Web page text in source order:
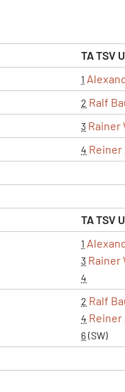
TA TSV
1
2 Ralf
3 Rainer
4
TA TSV
1
3 Rainer
4
2 Ralf
4
6(SW)